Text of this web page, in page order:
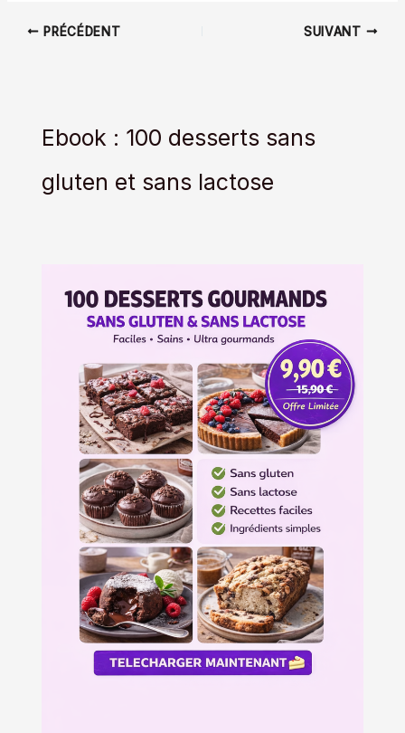
PRÉCÉDENT SUIVANT
Ebook : 100 desserts sans
gluten et sans lactose